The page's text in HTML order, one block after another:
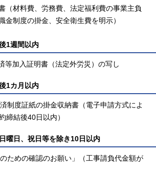
（材料費、労務費、法定福利費の事業主負
金制度の掛金、安全衛生費を明示）
1週間以内
等加入証明書（法定外労災）の写し
1カ月以内
制度証紙の掛金収納書（電子申請方式によ
締結後40日以内）
曜日、祝日等を除き10日以内
ための確認のお願い」（工事請負代金額が